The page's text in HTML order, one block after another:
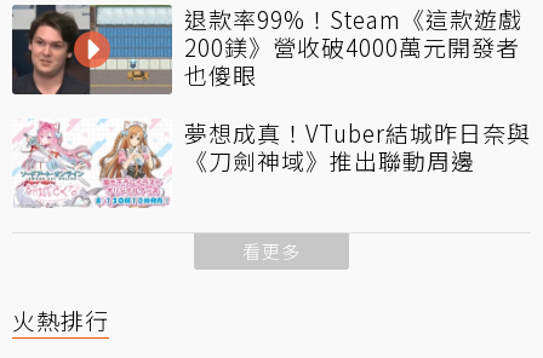
退款率99%！Steam《這款遊戲
200鎂》營收破4000萬元開發者
也傻眼
夢想成真！VTuber結城昨日奈與
《刀劍神域》推出聯動周邊
看更多
火熱排行